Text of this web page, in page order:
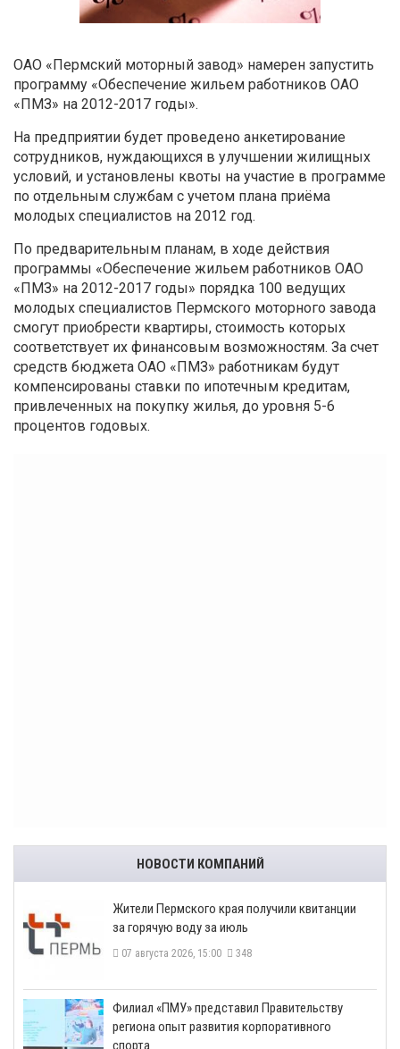
ОАО «Пермский моторный завод» намерен запустить
программу «Обеспечение жильем работников ОАО
«ПМЗ» на 2012-2017 годы».
На предприятии будет проведено анкетирование
сотрудников, нуждающихся в улучшении жилищных
условий, и установлены квоты на участие в программе
по отдельным службам с учетом плана приёма
молодых специалистов на 2012 год.
По предварительным планам, в ходе действия
программы «Обеспечение жильем работников ОАО
«ПМЗ» на 2012-2017 годы» порядка 100 ведущих
молодых специалистов Пермского моторного завода
смогут приобрести квартиры, стоимость которых
соответствует их финансовым возможностям. За счет
средств бюджета ОАО «ПМЗ» работникам будут
компенсированы ставки по ипотечным кредитам,
привлеченных на покупку жилья, до уровня 5-6
процентов годовых.
НОВОСТИ КОМПАНИЙ
​Жители Пермского края получили квитанции
за горячую воду за июль
07 августа 2026, 15:00 348
​Филиал «ПМУ» представил Правительству
региона опыт развития корпоративного
спорта